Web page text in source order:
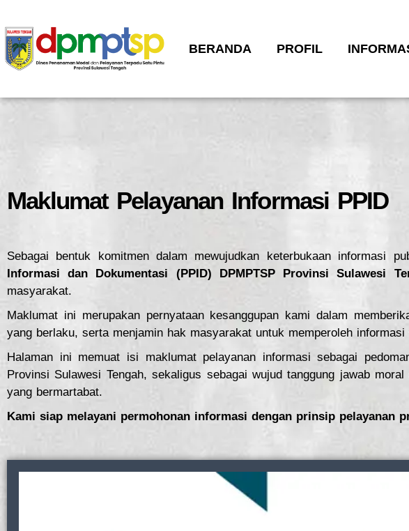
BERANDA PROFIL
Maklumat Pelayanan Informasi PPID
Sebagai bentuk komitmen dalam mewujudkan keterbukaan informasi
Informasi dan Dokumentasi (PPID) DPMPTSP Provinsi Sulawesi
masyarakat.
Maklumat ini merupakan pernyataan kesanggupan kami dalam
yang berlaku, serta menjamin hak masyarakat untuk memperoleh
Halaman ini memuat isi maklumat pelayanan informasi sebagai
Provinsi Sulawesi Tengah, sekaligus sebagai wujud tanggung jawab
yang bermartabat.
Kami siap melayani permohonan informasi dengan prinsip pelayanan